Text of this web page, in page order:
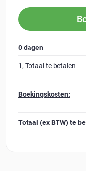
0 dagen
1, Totaal te betalen
Boekingskosten:
Totaal (ex BTW)te